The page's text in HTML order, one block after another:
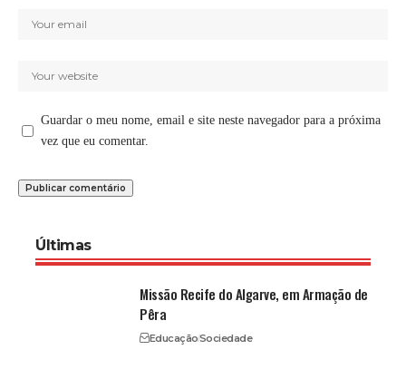
Guardar o meu nome, email e site neste navegador para a próxima
vez que eu comentar.
Últimas
Missão Recife do Algarve, em Armação de
Pêra
EducaçãoSociedade